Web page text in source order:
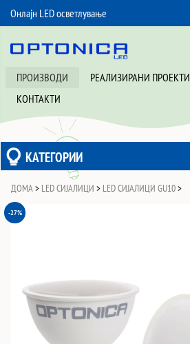
Онлајн LED осветлување
ПРОИЗВОДИ РЕАЛИЗИРАНИ ПРОЕКТИ
КОНТАКТИ
КАТЕГОРИИ
ДОМА > LED СИЈАЛИЦИ > LED СИЈАЛИЦИ GU10>
-27%